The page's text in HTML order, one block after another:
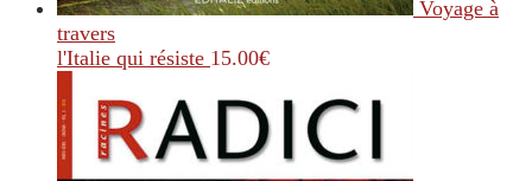
Voyage à
travers
l'Italie qui résiste 15.00€